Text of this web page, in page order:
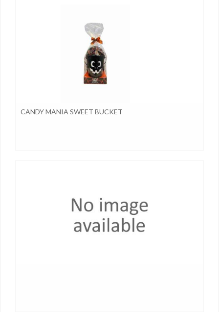
CANDY MANIA SWEET BUCKET